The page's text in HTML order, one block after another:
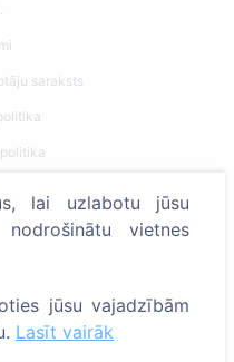
saraksts
lai uzlabotu jūsu
vietnes
jūsu vajadzībām
Lasīt vairāk